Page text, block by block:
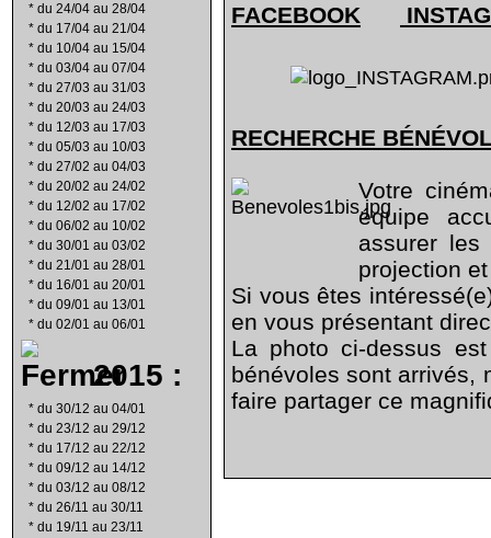
* du 24/04 au 28/04
* du 17/04 au 21/04
* du 10/04 au 15/04
* du 03/04 au 07/04
* du 27/03 au 31/03
* du 20/03 au 24/03
* du 12/03 au 17/03
* du 05/03 au 10/03
* du 27/02 au 04/03
* du 20/02 au 24/02
* du 12/02 au 17/02
* du 06/02 au 10/02
* du 30/01 au 03/02
* du 21/01 au 28/01
* du 16/01 au 20/01
* du 09/01 au 13/01
* du 02/01 au 06/01
2015 :
* du 30/12 au 04/01
* du 23/12 au 29/12
* du 17/12 au 22/12
* du 09/12 au 14/12
* du 03/12 au 08/12
* du 26/11 au 30/11
* du 19/11 au 23/11
FACEBOOK
RECHERCHE BÉNÉ
Votre
équipe
assurer les
projection
Si vous êtes
en vous présentant
La photo ci-dessus
bénévoles sont arrivés,
faire partager ce